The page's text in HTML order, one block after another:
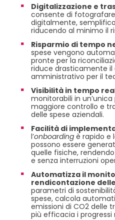
Digitalizzazione e
consente di
digitalmente,
riducendo al minimo il
Risparmio di tempo
spese vengono
pronte per la
riduce drasticamente il
amministrativo per il
Visibilità in tempo
monitorabili in
maggiore controllo e
delle spese aziendali.
Facilità di
l’onboarding è rapido e
possono essere
quelle fisiche,
e senza interruzioni
Automatizza il
rendicontazione
parametri di
spese, calcola
emissioni di CO2 delle
più efficacia i progressi